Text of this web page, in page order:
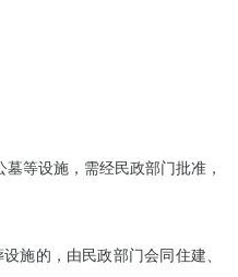
等设施，需经民政部门批准，
施的，由民政部门会同住建、